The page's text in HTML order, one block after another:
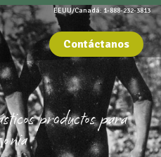
EEUU/Canadá: 1-888-232-3813
Contáctanos
productos para